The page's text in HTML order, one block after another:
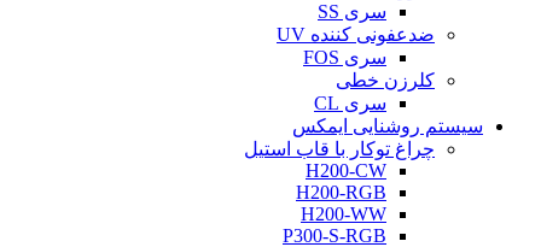
سری SS
ضدعفونی کننده UV
سری FOS
کلرزن خطی
سری CL
سیستم روشنایی ایمکس
چراغ توکار با قاب استیل
H200-CW
H200-RGB
H200-WW
P300-S-RGB